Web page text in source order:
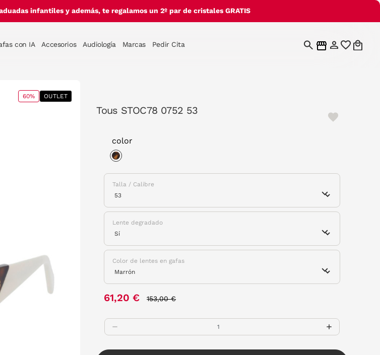
infantiles y además, te regalamos un 2º par de cristales GRATIS
con IA Accesorios Audiología Marcas Pedir Cita
60% OUTLET
Tous STOC78 0752 53
color
Talla / Calibre
Lente degradado
Color de lentes en gafas
61,20 € 153,00 €